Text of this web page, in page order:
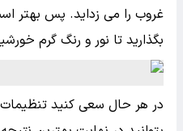
غروب را می زداید. پس بهتر
بگذارید تا نور و رنگ گرم
در هر حال سعی کنید